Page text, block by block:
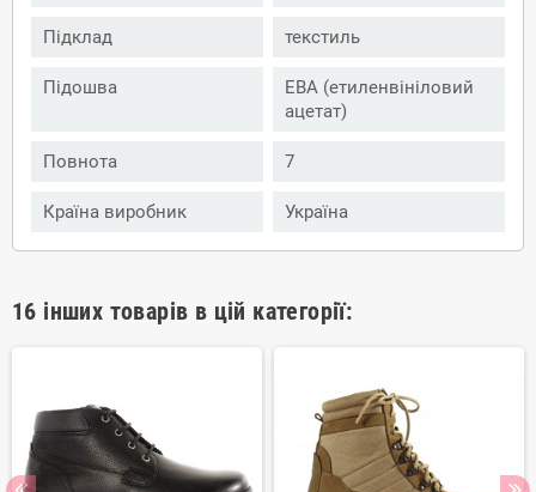
Підклад текстиль
Підошва
ЕВА (етиленвініловий
ацетат)
Повнота 7
Країна виробник Україна
16 інших товарів в цій категорії: